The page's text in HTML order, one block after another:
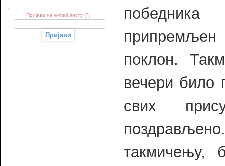
Пријава на e-mail листу (?)
поклон.
вечери било
свих
такмичењу,